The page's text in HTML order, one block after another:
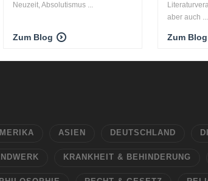
Neuzeit, Absolutismus ...
Zum Blog
aber auch ...
Zum Blog
ASIEN DEUTSCHLAND
KRANKHEIT & BEHINDERUNG